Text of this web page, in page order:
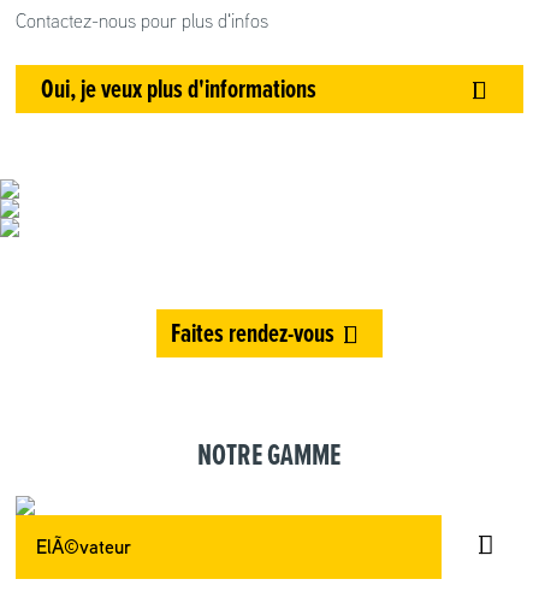
Contactez-nous pour plus d'infos
Oui, je veux plus d'informations
Faites rendez-vous
NOTRE GAMME
ElÃ©vateur